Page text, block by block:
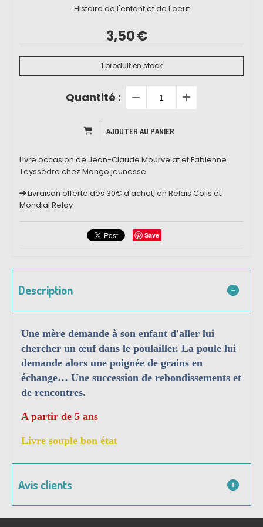
Histoire de l'enfant et de l'oeuf
3,50€
1 produit en stock
Quantité :
AJOUTER AU PANIER
Livre occasion de Jean-Claude Mourvelat et Fabienne
Teyssèdre chez Mango jeunesse
Livraison offerte dès 30€ d'achat, en Relais Colis et
Mondial Relay
Save
Description
Une mère demande à son enfant d'aller lui
chercher un œuf dans le poulailler. La poule lui
demande alors une poignée de grains en
échange… Une succession de rebondissements et
de rencontres.
A partir de 5 ans
Livre souple bon état
Avis clients